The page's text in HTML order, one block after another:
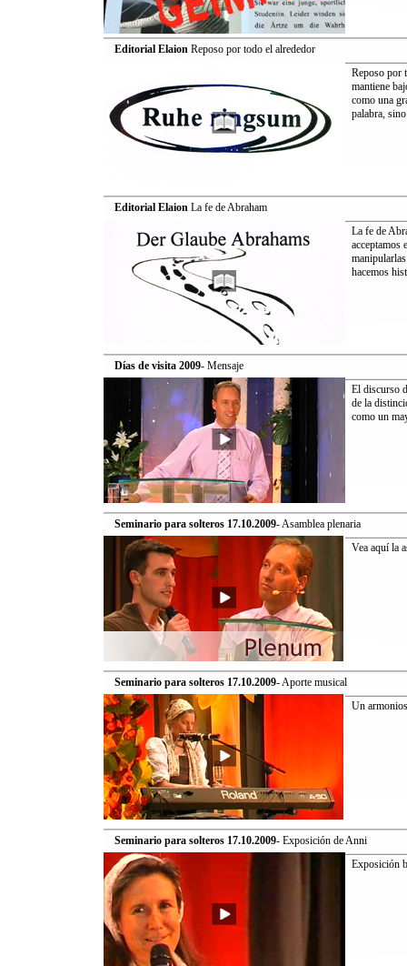
Editorial Elaion Reposo por todo el alrededor
Reposo por
mantiene
como una
palabra,
Editorial Elaion La fe de Abraham
La fe de
acceptamos
hacemos
Días de visita 2009- Mensaje
El discurso
de la
como un
Seminario para solteros 17.10.2009- Asamblea plenaria
Vea aquí la
Seminario para solteros 17.10.2009- Aporte musical
Un
Seminario para solteros 17.10.2009- Exposición de Anni
Exposición